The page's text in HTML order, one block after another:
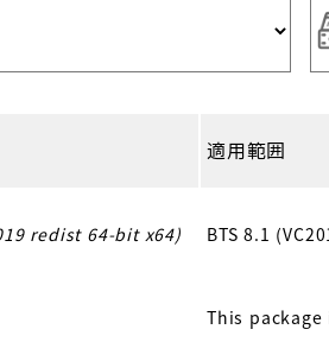
適用範囲
redist 64-bit x64)